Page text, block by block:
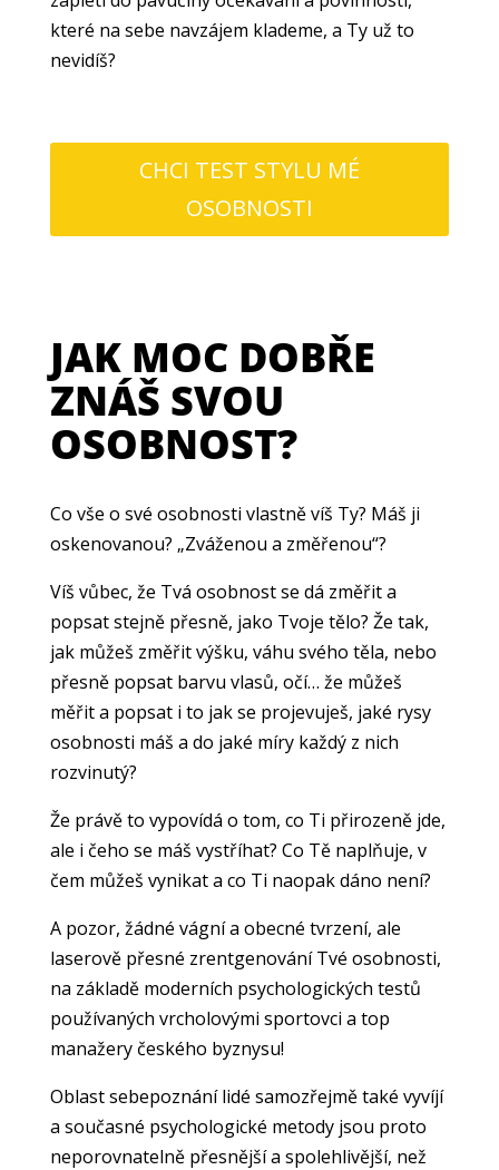
které na sebe navzájem klademe, a Ty už to
nevidíš?
CHCI TEST STYLU MÉ
OSOBNOSTI
JAK MOC DOBŘE
ZNÁŠ SVOU
OSOBNOST?
Co vše o své osobnosti vlastně víš Ty? Máš ji
oskenovanou? „Zváženou a změřenou“?
Víš vůbec, že Tvá osobnost se dá změřit a
popsat stejně přesně, jako Tvoje tělo? Že tak,
jak můžeš změřit výšku, váhu svého těla, nebo
přesně popsat barvu vlasů, očí… že můžeš
měřit a popsat i to jak se projevuješ, jaké rysy
osobnosti máš a do jaké míry každý z nich
rozvinutý?
Že právě to vypovídá o tom, co Ti přirozeně jde,
ale i čeho se máš vystříhat? Co Tě naplňuje, v
čem můžeš vynikat a co Ti naopak dáno není?
A pozor, žádné vágní a obecné tvrzení, ale
laserově přesné zrentgenování Tvé osobnosti,
na základě moderních psychologických testů
používaných vrcholovými sportovci a top
manažery českého byznysu!
Oblast sebepoznání lidé samozřejmě také vyvíjí
a současné psychologické metody jsou proto
neporovnatelně přesnější a spolehlivější, než